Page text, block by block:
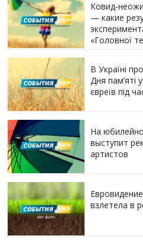
Ковид-
— какие
«Головної
В Україні
Дня пам’яті
євреїв під
На
выступит
артистов
взлетела в